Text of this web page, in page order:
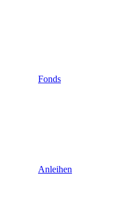
Fonds
Anleihen